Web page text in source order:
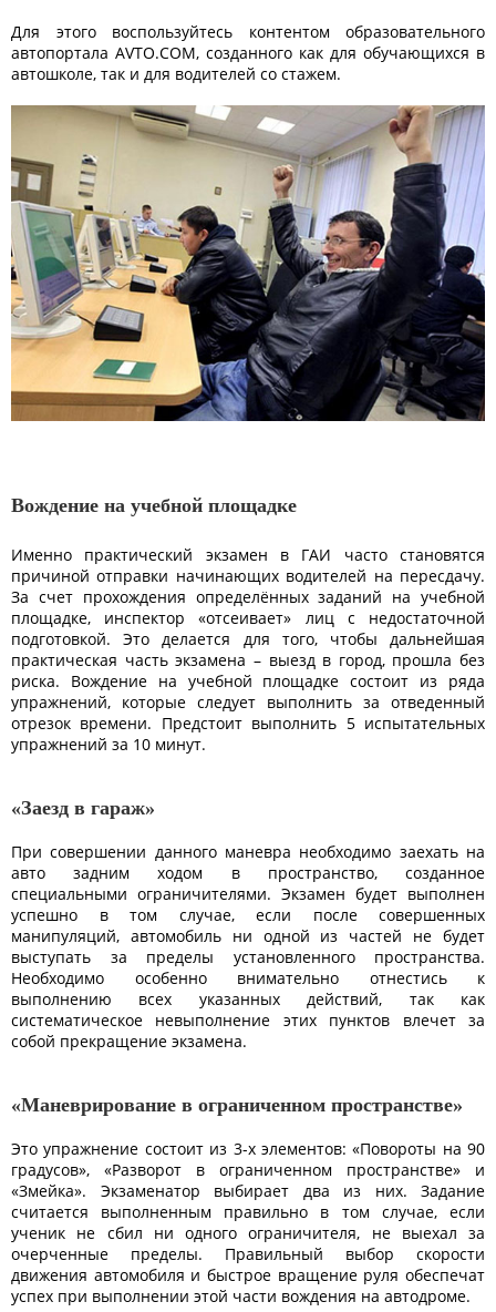
Для этого воспользуйтесь контентом образовательного
автопортала AVTO.COM, созданного как для обучающихся в
автошколе, так и для водителей со стажем.
Вождение на учебной площадке
Именно практический экзамен в ГАИ часто становятся
причиной отправки начинающих водителей на пересдачу.
За счет прохождения определённых заданий на учебной
площадке, инспектор «отсеивает» лиц с недостаточной
подготовкой. Это делается для того, чтобы дальнейшая
практическая часть экзамена – выезд в город, прошла без
риска. Вождение на учебной площадке состоит из ряда
упражнений, которые следует выполнить за отведенный
отрезок времени. Предстоит выполнить 5 испытательных
упражнений за 10 минут.
«Заезд в гараж»
При совершении данного маневра необходимо заехать на
авто задним ходом в пространство, созданное
специальными ограничителями. Экзамен будет выполнен
успешно в том случае, если после совершенных
манипуляций, автомобиль ни одной из частей не будет
выступать за пределы установленного пространства.
Необходимо особенно внимательно отнестись к
выполнению всех указанных действий, так как
систематическое невыполнение этих пунктов влечет за
собой прекращение экзамена.
«Маневрирование в ограниченном пространстве»
Это упражнение состоит из 3-х элементов: «Повороты на 90
градусов», «Разворот в ограниченном пространстве» и
«Змейка». Экзаменатор выбирает два из них. Задание
считается выполненным правильно в том случае, если
ученик не сбил ни одного ограничителя, не выехал за
очерченные пределы. Правильный выбор скорости
движения автомобиля и быстрое вращение руля обеспечат
успех при выполнении этой части вождения на автодроме.